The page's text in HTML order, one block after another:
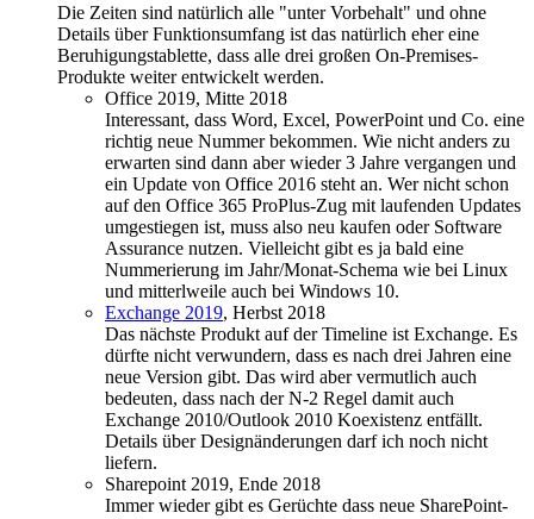
Die Zeiten sind natürlich alle "unter Vorbehalt" und ohne
Details über Funktionsumfang ist das natürlich eher eine
Beruhigungstablette, dass alle drei großen On-Premises-
Produkte weiter entwickelt werden.
Office 2019, Mitte 2018
Interessant, dass Word, Excel, PowerPoint und Co. eine
richtig neue Nummer bekommen. Wie nicht anders zu
erwarten sind dann aber wieder 3 Jahre vergangen und
ein Update von Office 2016 steht an. Wer nicht schon
auf den Office 365 ProPlus-Zug mit laufenden Updates
umgestiegen ist, muss also neu kaufen oder Software
Assurance nutzen. Vielleicht gibt es ja bald eine
Nummerierung im Jahr/Monat-Schema wie bei Linux
und mitterlweile auch bei Windows 10.
Exchange 2019, Herbst 2018
Das nächste Produkt auf der Timeline ist Exchange. Es
dürfte nicht verwundern, dass es nach drei Jahren eine
neue Version gibt. Das wird aber vermutlich auch
bedeuten, dass nach der N-2 Regel damit auch
Exchange 2010/Outlook 2010 Koexistenz entfällt.
Details über Designänderungen darf ich noch nicht
liefern.
Sharepoint 2019, Ende 2018
Immer wieder gibt es Gerüchte dass neue SharePoint-